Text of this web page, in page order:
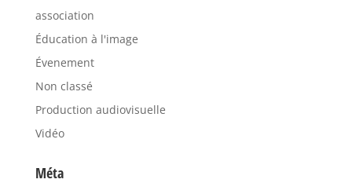
association
Éducation à l'image
Évenement
Non classé
Production audiovisuelle
Vidéo
Méta